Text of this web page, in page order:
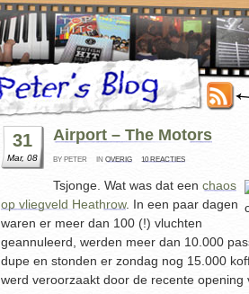
31
Mar, 08
Airport – The Motors
BY PETER IN OVERIG 10 REACTIES
Tsjonge. Wat was dat een chaos
op vliegveld Heathrow. In een paar dagen
waren er meer dan 100 (!) vluchten
geannuleerd, werden meer dan 10.000
dupe en stonden er zondag nog 15.000
werd veroorzaakt door de recente opening